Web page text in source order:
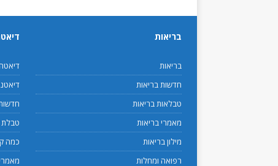
בריאות
בריאות
חדשות בריאות
טבלאות בריאות
מאמרי בריאות
מילון בריאות
רפואה ומחלות
טבלת
כמה